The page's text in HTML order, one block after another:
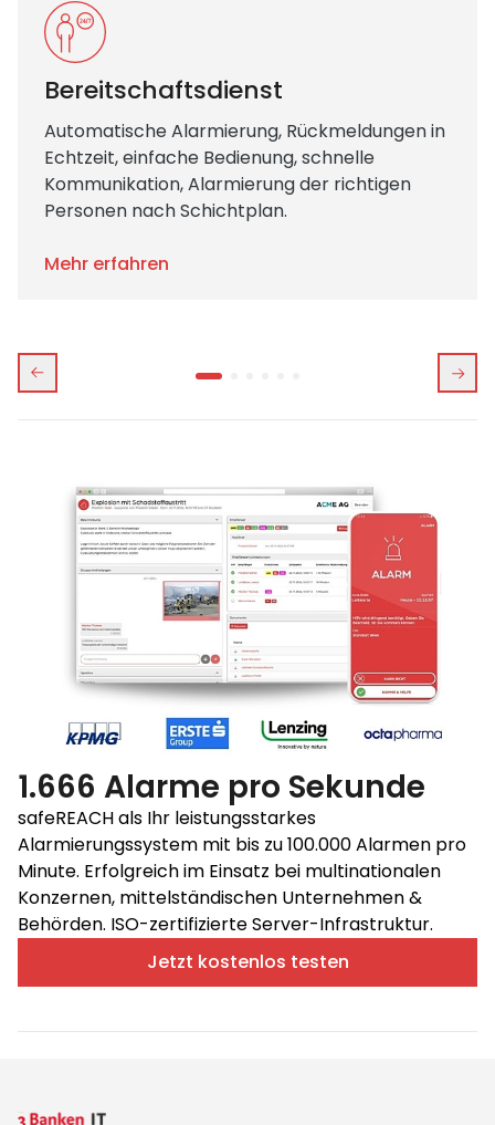
Bereitschaftsdienst
Automatische Alarmierung, Rückmeldungen in
Echtzeit, einfache Bedienung, schnelle
Kommunikation, Alarmierung der richtigen
Personen nach Schichtplan.
Mehr erfahren
1.666 Alarme pro Sekunde
safeREACH als Ihr leistungsstarkes
Alarmierungssystem mit bis zu 100.000 Alarmen pro
Minute. Erfolgreich im Einsatz bei multinationalen
Konzernen, mittelständischen Unternehmen &
Behörden. ISO-zertifizierte Server-Infrastruktur.
Jetzt kostenlos testen